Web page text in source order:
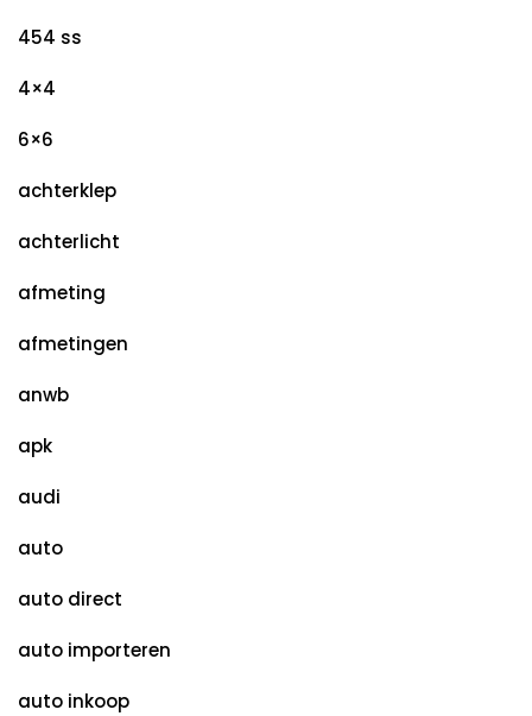
454 ss
4×4
6×6
achterklep
achterlicht
afmeting
afmetingen
anwb
apk
audi
auto
auto direct
auto importeren
auto inkoop